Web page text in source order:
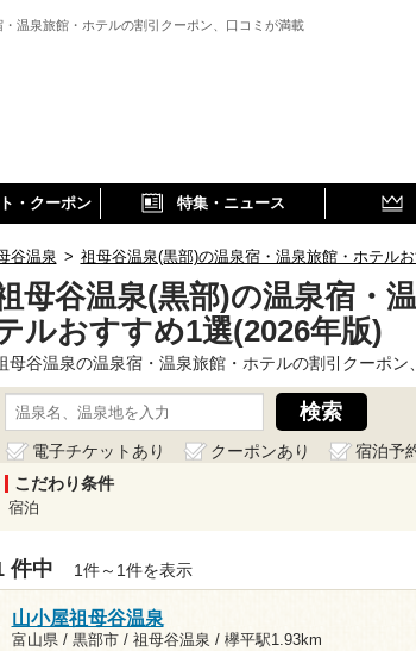
温泉旅館・ホテルの割引クーポン、口コミが満載
・クーポン 特集・ニュース
谷温泉 > 祖母谷温泉(黒部)の温泉宿・温泉旅館・ホテル
母谷温泉(黒部)の温泉宿・
ルおすすめ1選(2026年版)
母谷温泉の温泉宿・温泉旅館・ホテルの割引クーポン
電子チケットあり クーポンあり
宿泊予
こだわり条件
宿泊
件中 1件～1件を表示
山小屋祖母谷温泉
富山県 / 黒部市 / 祖母谷温泉 / 欅平駅1.93km